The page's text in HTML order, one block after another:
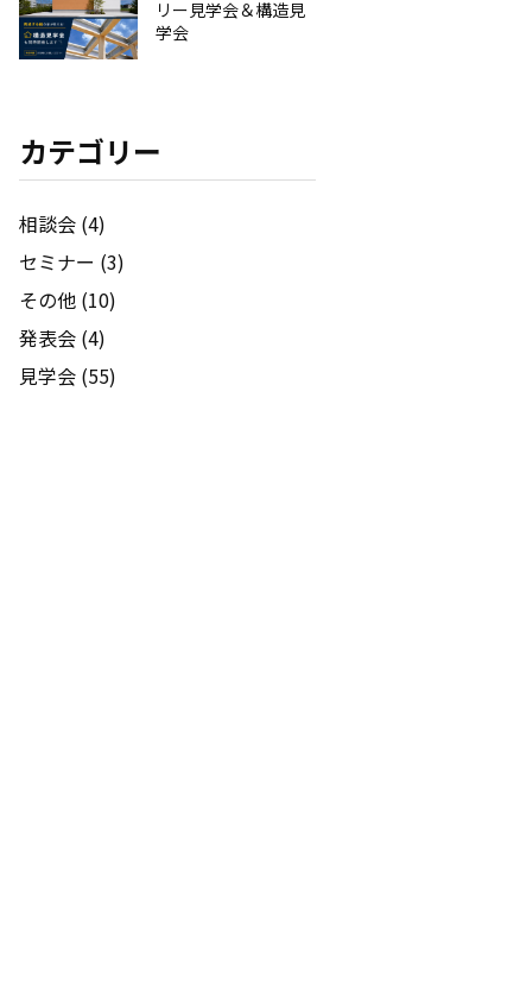
リー見学会＆構造見
学会
カテゴリー
相談会 (4)
セミナー (3)
その他 (10)
発表会 (4)
見学会 (55)